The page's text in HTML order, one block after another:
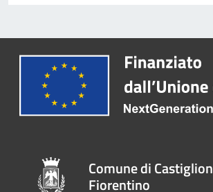
Comune di Castiglion
Fiorentino